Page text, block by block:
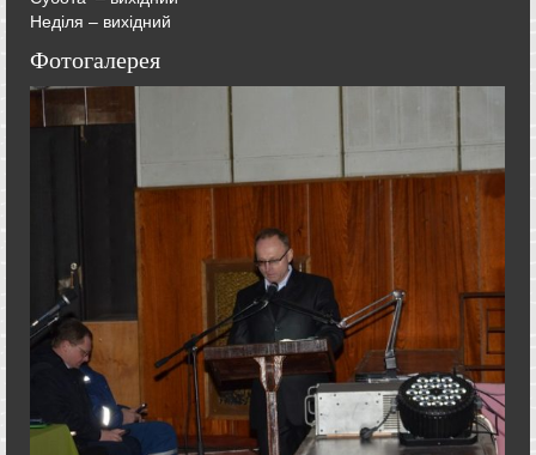
Неділя – вихідний
Фотогалерея